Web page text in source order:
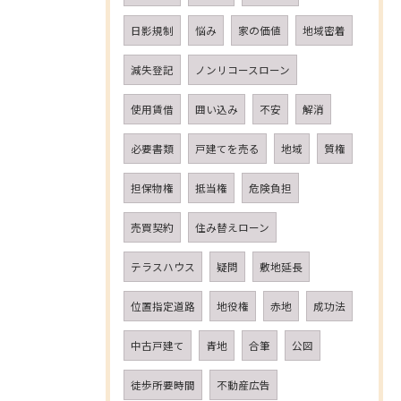
日影規制 悩み 家の価値 地域密着
減失登記 ノンリコースローン
使用賃借 囲い込み 不安 解消
必要書類 戸建てを売る 地域 質権
担保物権 抵当権 危険負担
売買契約 住み替えローン
テラスハウス 疑問 敷地延長
位置指定道路 地役権 赤地 成功法
中古戸建て 青地 合筆 公図
徒歩所要時間 不動産広告